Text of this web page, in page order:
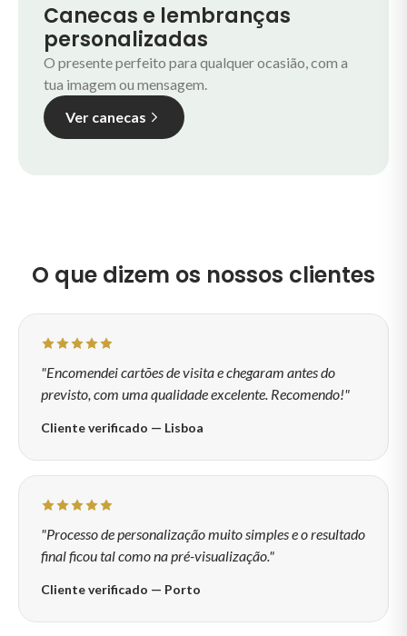
Canecas e lembranças
personalizadas
O presente perfeito para qualquer ocasião, com a
tua imagem ou mensagem.
Ver canecas
O que dizem os nossos clientes
"Encomendei cartões de visita e chegaram antes do
previsto, com uma qualidade excelente. Recomendo!"
Cliente verificado — Lisboa
"Processo de personalização muito simples e o resultado
final ficou tal como na pré-visualização."
Cliente verificado — Porto